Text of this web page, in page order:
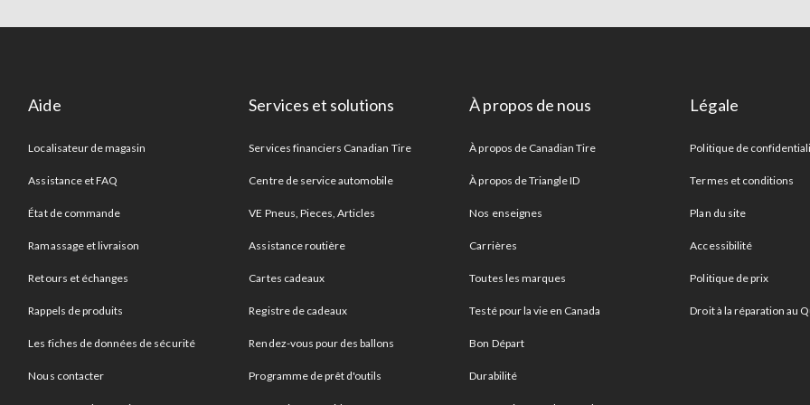
Aide
Localisateur de magasin
Assistance et FAQ
État de commande
Ramassage et livraison
Retours et échanges
Rappels de produits
Les fiches de données de sécurité
Nous contacter
Services et solutions
Services financiers Canadian Tire
Centre de service automobile
VE Pneus, Pieces, Articles
Assistance routière
Cartes cadeaux
Registre de cadeaux
Rendez-vous pour des ballons
Programme de prêt d'outils
À propos de nous
À propos de Canadian Tire
À propos de Triangle ID
Nos enseignes
Carrières
Toutes les marques
Testé pour la vie en Canada
Bon Départ
Durabilité
Légale
Politique de
Termes et conditions
Plan du site
Accessibilité
Politique de prix
Droit à la réparation au